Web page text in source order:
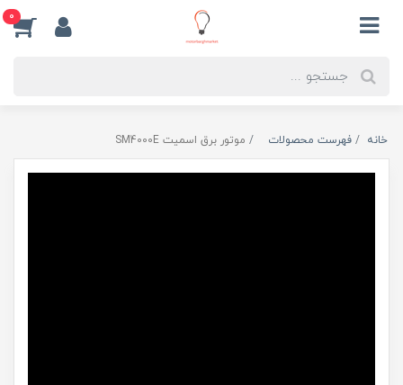
0
خانه فهرست محصولات موتور برق اسمیت SM4000E